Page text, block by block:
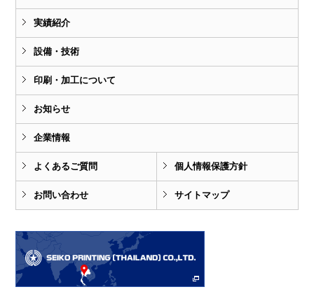
実績紹介
設備・技術
印刷・加工について
お知らせ
企業情報
よくあるご質問 個人情報保護方針
お問い合わせ サイトマップ